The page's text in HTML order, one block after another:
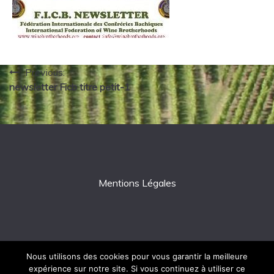
Navigation
de
l’article
Previous:
newsletter Ficb titre petit-1
Mentions Légales
Nous utilisons des cookies pour vous garantir la meilleure
expérience sur notre site. Si vous continuez à utiliser ce